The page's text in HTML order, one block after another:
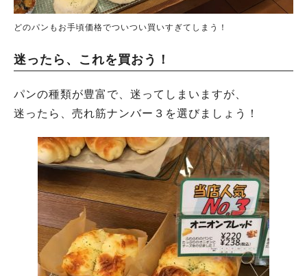
どのパンもお手頃価格でついつい買いすぎてしまう！
迷ったら、これを買おう！
パンの種類が豊富で、迷ってしまいますが、
迷ったら、売れ筋ナンバー３を選びましょう！